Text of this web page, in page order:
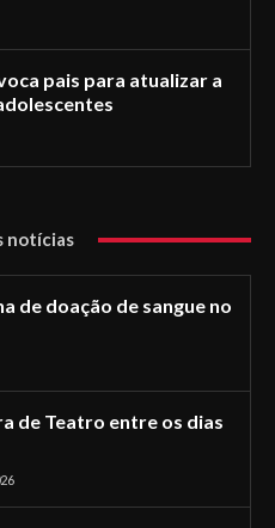
pais para atualizar a
notícias
de doação de sangue no
de Teatro entre os dias